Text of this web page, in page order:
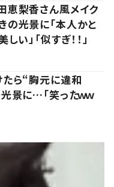
梨香さん風メイク
光景に「本人かと
い」「似すぎ！！」
たら“胸元に違和
景に…「笑ったｗｗ